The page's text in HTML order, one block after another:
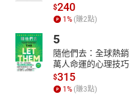
$240
1 % (賺2點)
5
隨他們去：全球熱
萬人命運的心理技
書】
$315
1 % (賺3點)